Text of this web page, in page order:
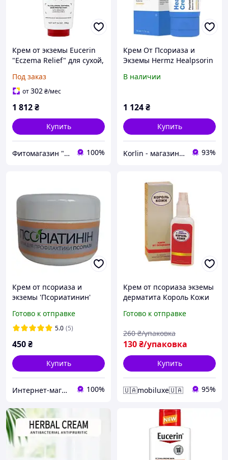
Крем от экземы Eucerin
"Eczema Relief" для сухой,
поврежденной кожи (396
г)
Под заказ
от302₴/мес
1 812₴
Купить
Фитомагазин "Beautiful Life" 100%
Крем От Псориаза и
Экземы Hermz Healpsorin
Доставка из ЕС
В наличии
1 124₴
Купить
Korlin - магазин натуральной косметики, витаминов и минералов, органического питания 93%
Крем от псориаза и
экземы 'Псориатинин'
Готово к отправке
5.0 (5)
450₴
Купить
Интернет-магазин Елена 100%
Крем от псориаза экземы
дерматита Король Кожи
натуральными
увлажняющим эффектом
Готово к отправке
130₴/упаковка
260 ₴/упаковка
Купить
🇺🇦mobiluxe🇺🇦 95%